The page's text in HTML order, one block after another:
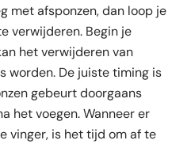
met afsponzen, dan loop je
verwijderen. Begin je
het verwijderen van
worden. De juiste timing is
gebeurt doorgaans
het voegen. Wanneer er
vinger, is het tijd om af te